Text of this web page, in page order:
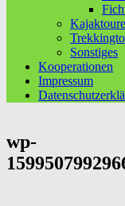
Sonstiges
Kooperationen
Impressum
wp-